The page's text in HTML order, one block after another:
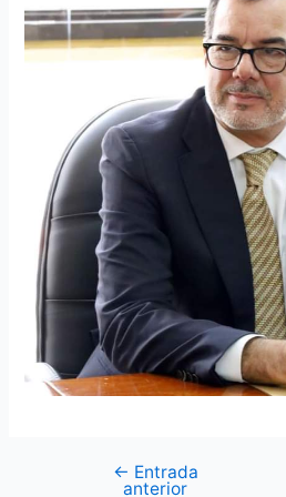
← Entrada
anterior